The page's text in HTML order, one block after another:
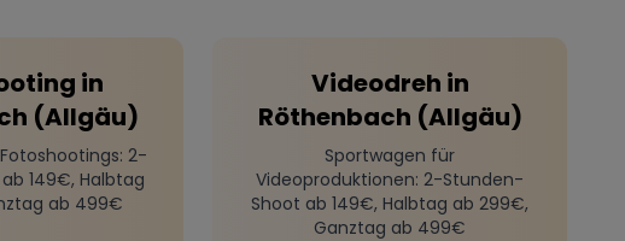
in
(Allgäu)
: 2-
149€, Halbtag
ab 499€
Videodreh in
Röthenbach (Allgäu)
Sportwagen für
Videoproduktionen: 2-Stunden-
Shoot ab 149€, Halbtag ab 299€,
Ganztag ab 499€